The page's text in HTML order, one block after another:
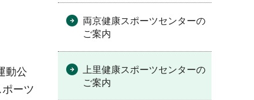
動公
ーツ
両京健康スポーツセンターの
ご案内
上里健康スポーツセンターの
ご案内